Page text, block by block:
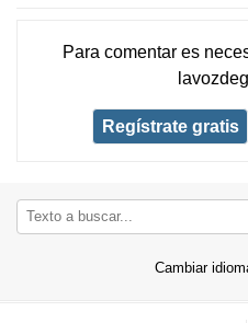
Para comentar es
Regístrate gratis
Cambiar